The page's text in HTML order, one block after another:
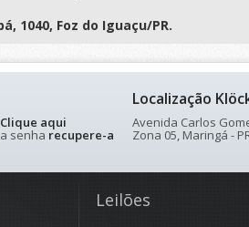
1040, Foz do Iguaçu/PR.
Clique aqui
senha recupere-a
Localização
Avenida Carlos
Zona 05, Maringá -
Leilões